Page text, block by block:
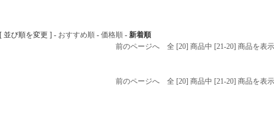
[ 並び順を変更 ] - おすすめ順 - 価格順 - 新着順
前のページへ 全 [20] 商品中 [21-20] 商品を表
前のページへ 全 [20] 商品中 [21-20] 商品を表